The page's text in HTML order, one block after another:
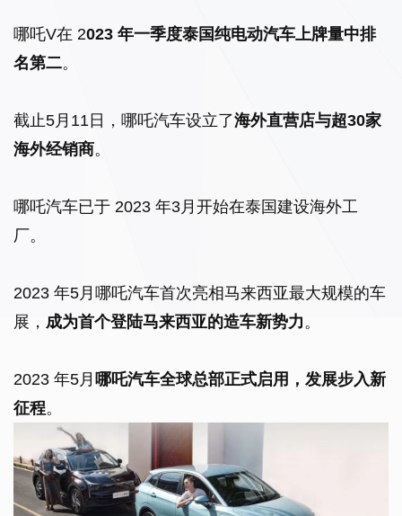
哪吒V在 2023 年一季度泰国纯电动汽车上牌量中排
名第二。
截止5月11日，哪吒汽车设立了海外直营店与超30家
海外经销商。
哪吒汽车已于 2023 年3月开始在泰国建设海外工
厂。
2023 年5月哪吒汽车首次亮相马来西亚最大规模的车
展， 成为首个登陆马来西亚的造车新势力 。
2023 年5月 哪吒汽车全球总部正式启用，发展步入新
征程。